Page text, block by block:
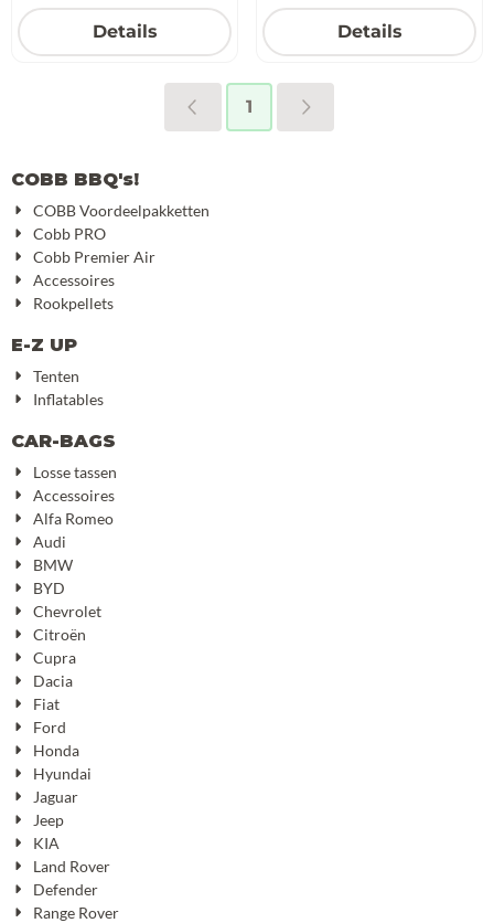
Details Details
1
COBB BBQ's!
COBB Voordeelpakketten
Cobb PRO
Cobb Premier Air
Accessoires
Rookpellets
E-Z UP
Tenten
Inflatables
CAR-BAGS
Losse tassen
Accessoires
Alfa Romeo
Audi
BMW
BYD
Chevrolet
Citroën
Cupra
Dacia
Fiat
Ford
Honda
Hyundai
Jaguar
Jeep
KIA
Land Rover
Defender
Range Rover